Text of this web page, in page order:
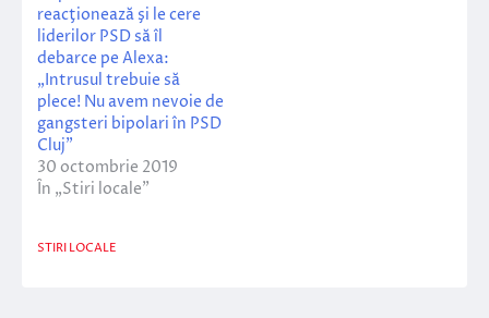
reacţionează şi le cere
liderilor PSD să îl
debarce pe Alexa:
„Intrusul trebuie să
plece! Nu avem nevoie de
gangsteri bipolari în PSD
Cluj”
30 octombrie 2019
În „Stiri locale”
STIRI LOCALE